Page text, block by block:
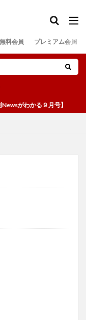
無料会員 プレミアム会員
がわかる９月号】